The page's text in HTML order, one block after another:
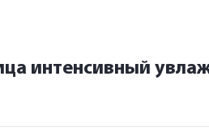
интенсивный